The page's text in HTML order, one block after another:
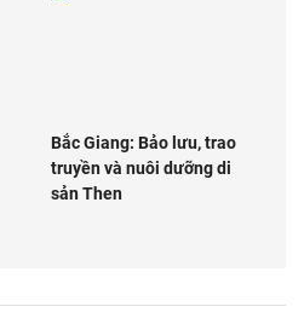
Bắc Giang: Bảo lưu, trao
truyền và nuôi dưỡng di
sản Then